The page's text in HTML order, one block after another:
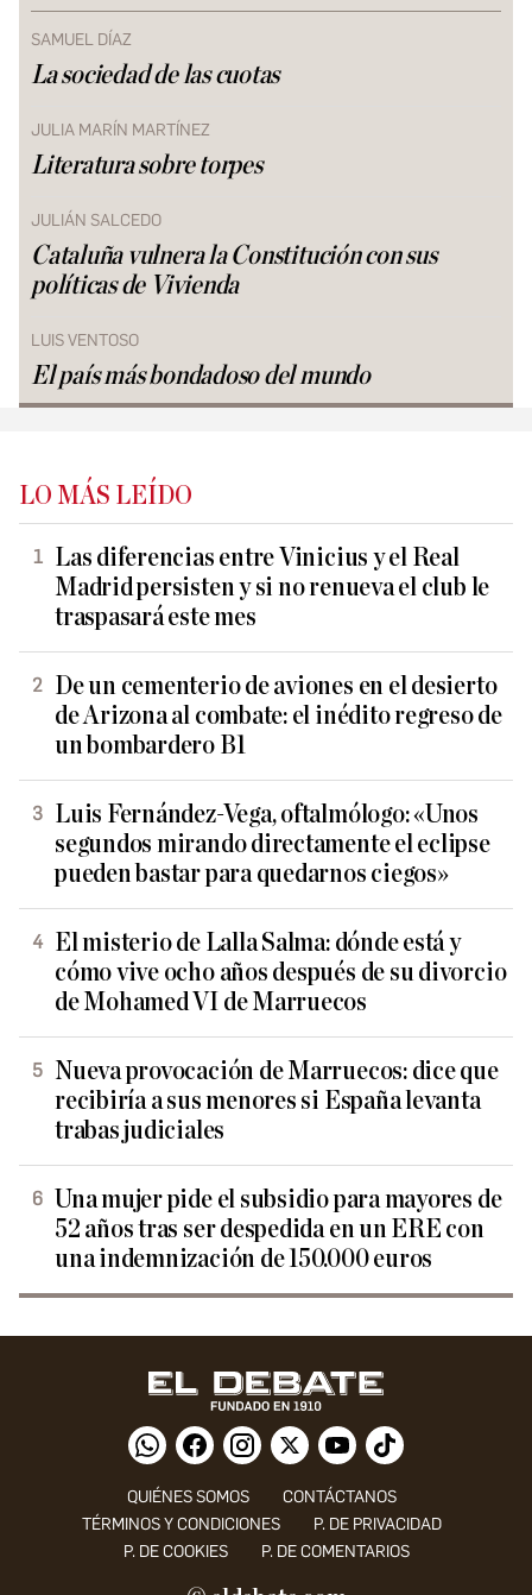
SAMUEL DÍAZ
La sociedad de las cuotas
JULIA MARÍN MARTÍNEZ
Literatura sobre torpes
JULIÁN SALCEDO
Cataluña vulnera la Constitución con sus
políticas de Vivienda
LUIS VENTOSO
El país más bondadoso del mundo
LO MÁS LEÍDO
Las diferencias entre Vinicius y el Real
Madrid persisten y si no renueva el club le
traspasará este mes
De un cementerio de aviones en el desierto
de Arizona al combate: el inédito regreso de
un bombardero B1
Luis Fernández-Vega, oftalmólogo: «Unos
segundos mirando directamente el eclipse
pueden bastar para quedarnos ciegos»
El misterio de Lalla Salma: dónde está y
cómo vive ocho años después de su divorcio
de Mohamed VI de Marruecos
Nueva provocación de Marruecos: dice que
recibiría a sus menores si España levanta
trabas judiciales
Una mujer pide el subsidio para mayores de
52 años tras ser despedida en un ERE con
una indemnización de 150.000 euros
QUIÉNES SOMOS
CONTÁCTANOS
TÉRMINOS Y CONDICIONES
P. DE PRIVACIDAD
P. DE COOKIES
P. DE COMENTARIOS